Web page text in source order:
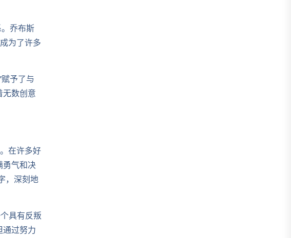
乔布斯
为了许多
予了与
数创意
在许多好
勇气和决
，深刻地
具有反叛
过努力